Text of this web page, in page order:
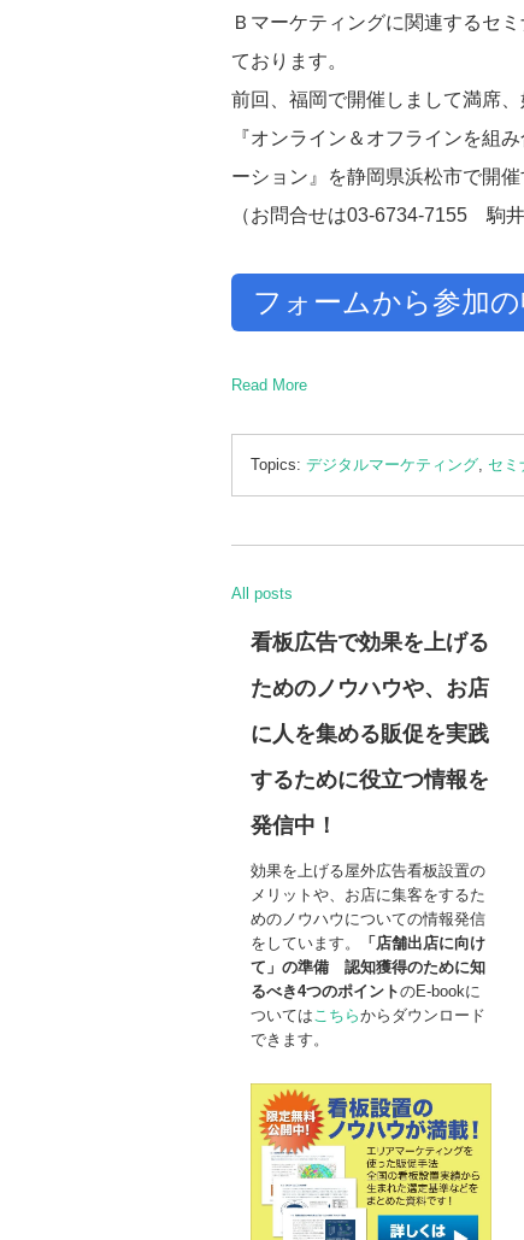
Ｂマーケティングに関連するセ
ております。
前回、福岡で開催しまして満席
『オンライン＆オフラインを組
ーション』を静岡県浜松市で開
（お問合せは03-6734-7155 駒井
フォームから参加
Read More
Topics: デジタルマーケティング, セミ
All posts
看板広告で効果を上げる
ためのノウハウや、お店
に人を集める販促を実践
するために役立つ情報を
発信中！
効果を上げる屋外広告看板設置の
メリットや、お店に集客をするた
めのノウハウについての情報発信
をしています。
「店舗出店に向け
て」の準備認知獲得のために知
るべき4つのポイントのE-bookに
ついてはこちらからダウンロード
できます。